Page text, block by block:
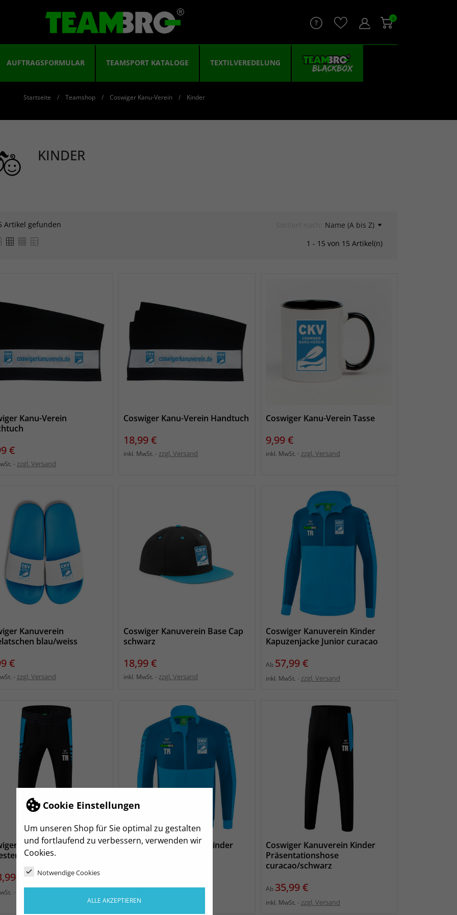
Cookie Einstellungen
Um unseren Shop für Sie optimal zu gestalten
und fortlaufend zu verbessern, verwenden wir
Cookies.
Notwendige Cookies
ALLE AKZEPTIEREN
0
AUFTRAGSFORMULAR TEAMSPORT KATALOGE TEXTILVEREDELUNG
Startseite Teamshop Coswiger Kanu-Verein Kinder
KINDER
Artikel gefunden
Name (A bis Z)
1 - 15 von 15 Artikel(n)
Kanu-Verein
€
zzgl. Versand
Coswiger Kanu-Verein Handtuch
Preis
18,99 €
inkl. MwSt. zzgl. Versand
Coswiger Kanu-Verein Tasse
Preis
9,99 €
inkl. MwSt. zzgl. Versand
Kanuverein
blau/weiss
€
zzgl. Versand
Coswiger Kanuverein Base Cap
schwarz
Preis
18,99 €
inkl. MwSt. zzgl. Versand
Coswiger Kanuverein Kinder
Kapuzenjacke Junior curacao
Ab Preis
57,99 €
inkl. MwSt. zzgl. Versand
Kanuverein Kinder
curacao/schwarz
€
Coswiger Kanuverein Kinder
Coswiger Kanuverein Kinder
Präsentationshose
curacao/schwarz
Ab Preis
35,99 €
inkl. MwSt. zzgl. Versand